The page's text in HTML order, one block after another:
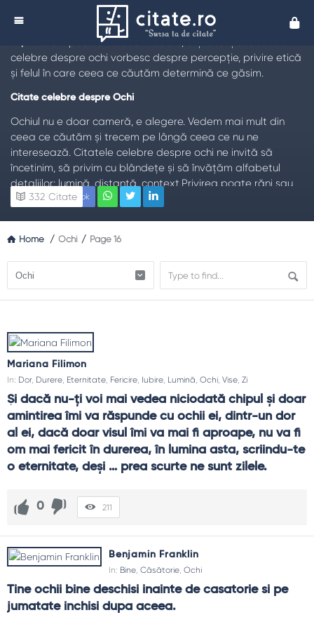
Citate despre %%term_title%% - Citate
%%term_title%%
Ochii poartă nu doar vedere, ci și atenție. Citatele
celebre despre ochi vorbesc despre percepție, privire etică
și felul în care ceea ce căutăm determină ce găsim.
Citate celebre despre Ochi
Ochiul nu e doar cameră, e alegere. Vedem mai mult din
ceea ce căutăm și trecem pe lângă ceea ce nu ne
interesează. Citatele celebre despre ochi ne invită să
încetinim, să privim cu blândețe și să învățăm alfabetul
detaliilor: lumină, distanță, context.Privirea poate răni sau
vindeca. O privire grăbită reduce oamenii la etichete; o
În epoca imaginilor, ochiul obosește ușor. Îngrijirea lui cere
pauze, natură, distanțare de ecran și cultura fotografică a
discurs lung.Citatele despre ochi pot fi memento-uri de
atenție: ridică privirea din telefon, caută cerul, privește
omul din fața ta până devine din nou persoană.
Teme frecvente
Percepție: vezi ceea ce cauți.
Etică: privire care respectă.
Detaliu: frumusețea amănuntului.
Oboseală: odihna ochilor moderni.
Ghid de folosire
Privește interlocutorul când îți spune ceva important.
Caută natură pentru a-ți recalibra privirea.
FAQ și reflecții finale
Facebook
332 Citate
Home / Ochi / Page 16
Mariana Filimon
In: Dor, Durere Eternitate Fericire Iubire Lumină Ochi Vise Zi
Și dacă nu-ți voi mai vedea niciodată chipul și doar
amintirea îmi va răspunde cu ochii ei, dintr-un dor
al ei, dacă doar visul îmi va mai fi aproape, nu va fi
om mai fericit în durerea, în lumina asta, scriindu-te
o eternitate, deși … prea scurte ne sunt zilele.
0 211
Benjamin Franklin
In: Bine Căsătorie Ochi
Tine ochii bine deschisi inainte de casatorie si pe
jumatate inchisi dupa aceea.